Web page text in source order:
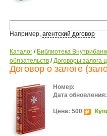
Например, агентский договор
Каталог / Библиотека
обязательств /Договоры залога
Договор о залоге
Номер:
Дата обновления:
Цена: 500